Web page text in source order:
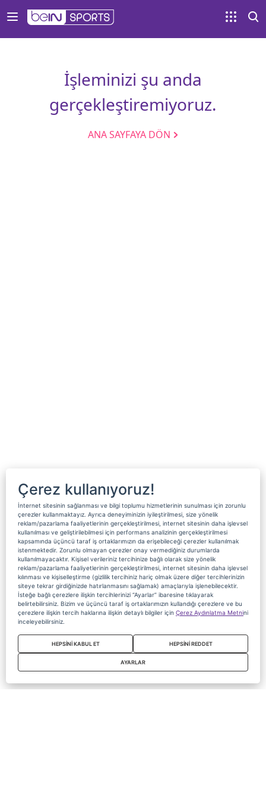
İşleminizi şu anda
gerçekleştiremiyoruz.
ANA SAYFAYA DÖN
Çerez kullanıyoruz!
İnternet sitesinin sağlanması ve bilgi toplumu hizmetlerinin sunulması için zorunlu
çerezler kullanmaktayız. Ayrıca deneyiminizin iyileştirilmesi, size yönelik
reklam/pazarlama faaliyetlerinin gerçekleştirilmesi, internet sitesinin daha işlevsel
kullanılması ve geliştirilebilmesi için performans analizinin gerçekleştirilmesi
kapsamında üçüncü taraf iş ortaklarımızın da erişebileceği çerezler kullanılmak
istenmektedir. Zorunlu olmayan çerezler onay vermediğiniz durumlarda
kullanılmayacaktır. Kişisel verileriniz tercihinize bağlı olarak size yönelik
reklam/pazarlama faaliyetlerinin gerçekleştirilmesi, internet sitesinin daha işlevsel
kılınması ve kişiselleştirme (gizlilik tercihiniz hariç olmak üzere diğer tercihlerinizin
siteye tekrar girdiğinizde hatırlanmasını sağlamak) amaçlarıyla işlenebilecektir.
İsteğe bağlı çerezlere ilişkin tercihlerinizi “Ayarlar” ibaresine tıklayarak
belirtebilirsiniz. Bizim ve üçüncü taraf iş ortaklarımızın kullandığı çerezlere ve bu
çerezlere ilişkin tercih haklarına ilişkin detaylı bilgiler için Çerez Aydınlatma Metnini
inceleyebilirsiniz.
HEPSİNİ KABUL ET HEPSİNİ REDDET
AYARLAR